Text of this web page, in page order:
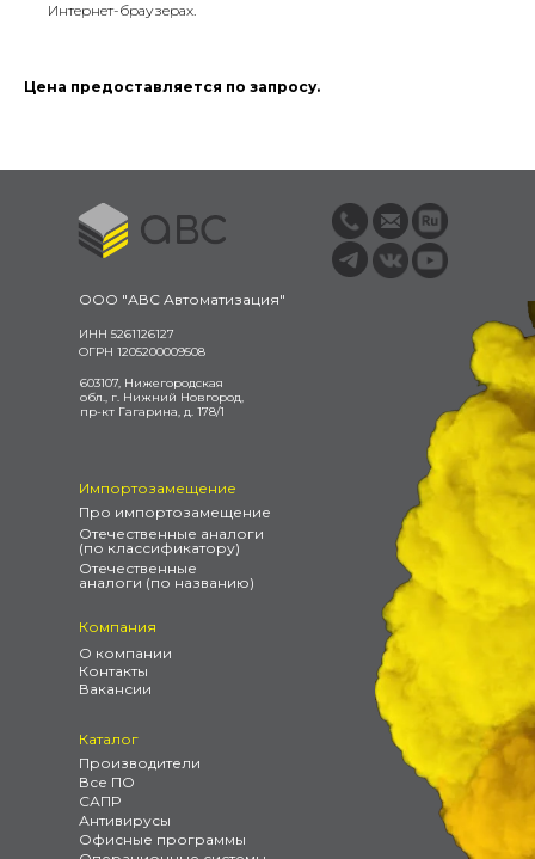
Интернет-браузерах.
Цена предоставляется по запросу.
ИНН 5261126127
ОГРН 1205200009508
ООО "АВС Автоматизация"
603107, Нижегородская
обл., г. Нижний Новгород,
пр-кт Гагарина, д. 178/1
Все ПО
Производители
Антивирусы
Офисные программы
Каталог
САПР
Отечественные
аналоги (по названию)
Про импортозамещение
Импортозамещение
Отечественные аналоги
(по классификатору)
Контакты
О компании
Компания
Вакансии